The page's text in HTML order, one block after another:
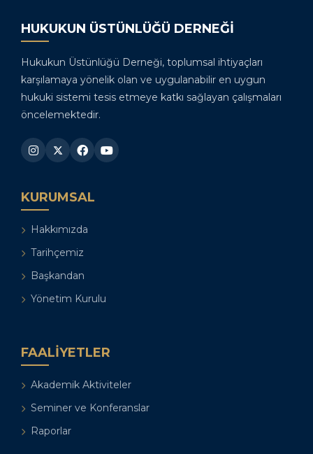
HUKUKUN ÜSTÜNLÜĞÜ DERNEĞI
Hukukun Üstünlüğü Derneği, toplumsal ihtiyaçları
karşılamaya yönelik olan ve uygulanabilir en uygun
hukuki sistemi tesis etmeye katkı sağlayan çalışmaları
öncelemektedir.
KURUMSAL
Hakkımızda
Tarihçemiz
Başkandan
Yönetim Kurulu
FAALIYETLER
Akademik Aktiviteler
Seminer ve Konferanslar
Raporlar